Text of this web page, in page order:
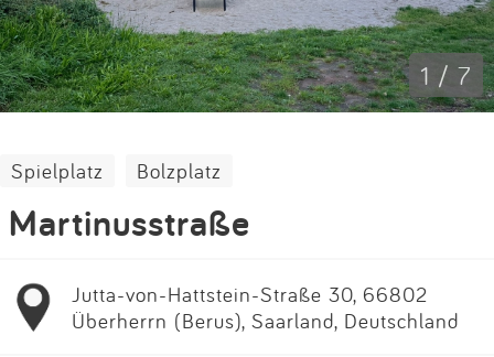
Anmelden 1 / 7
Spielplatz Bolzplatz
Martinusstraße
Jutta-von-Hattstein-Straße 30, 66802
Überherrn (Berus), Saarland, Deutschland